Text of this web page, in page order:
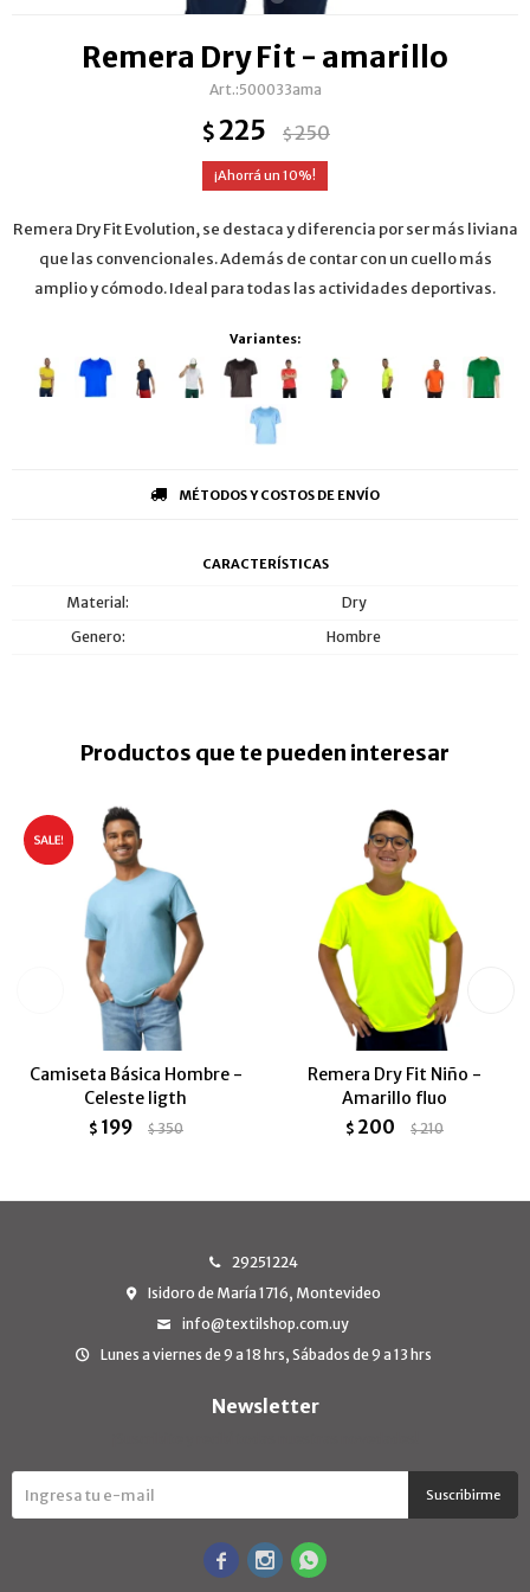
Remera Dry Fit - amarillo
500033ama
$225 $250
10
Remera Dry Fit Evolution, se destaca y diferencia por ser más liviana
que las convencionales. Además de contar con un cuello más
amplio y cómodo. Ideal para todas las actividades deportivas.
Variantes:
MÉTODOS Y COSTOS DE ENVÍO
CARACTERÍSTICAS
Material
Dry
Genero
Hombre
Productos que te pueden interesar
Camiseta Básica Hombre -
Celeste ligth
$ 199 $350
Remera Dry Fit Niño -
Amarillo fluo
$ 200 $210
29251224
Isidoro de María 1716, Montevideo
info@textilshop.com.uy
Lunes a viernes de 9 a 18 hrs, Sábados de 9 a 13 hrs
Newsletter
Suscribirme
  